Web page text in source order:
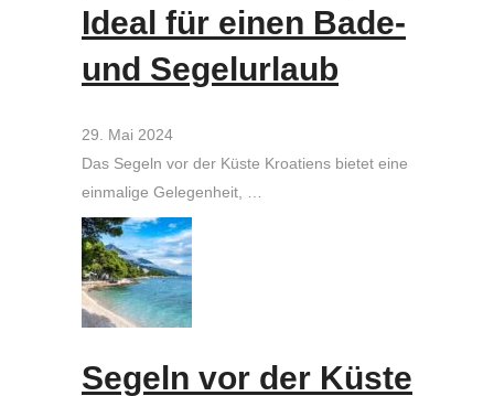
Ideal für einen Bade-
und Segelurlaub
29. Mai 2024
Das Segeln vor der Küste Kroatiens bietet eine
einmalige Gelegenheit, …
Segeln vor der Küste